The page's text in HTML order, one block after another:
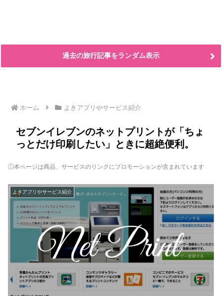
過去の旅行記事をランダム表示
ホーム よきアプリやサービス紹介
セブンイレブンのネットプリントが「ちょ
っとだけ印刷したい」ときに超絶便利。
ⓘ本ページは商品、サービスのリンクにプロモーションが含まれています
よきアプリやサービス紹介